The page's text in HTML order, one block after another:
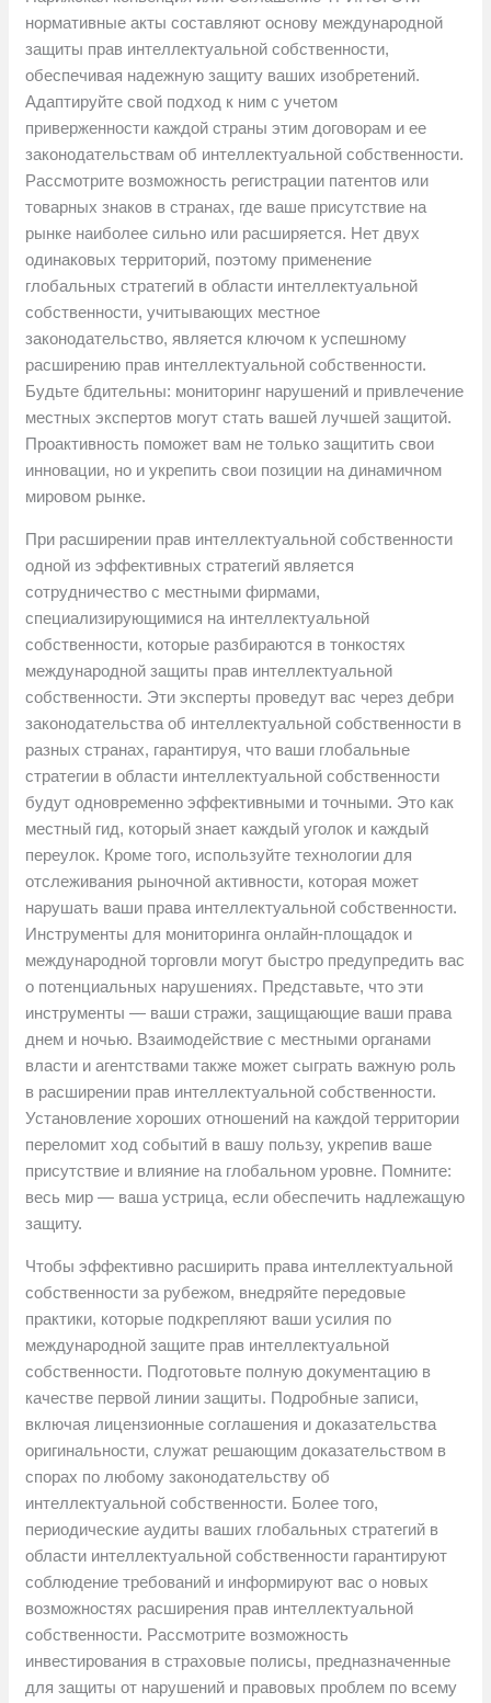
нормативные акты составляют основу международной
защиты прав интеллектуальной собственности,
обеспечивая надежную защиту ваших изобретений.
Адаптируйте свой подход к ним с учетом
приверженности каждой страны этим договорам и ее
законодательствам об интеллектуальной собственности.
Рассмотрите возможность регистрации патентов или
товарных знаков в странах, где ваше присутствие на
рынке наиболее сильно или расширяется. Нет двух
одинаковых территорий, поэтому применение
глобальных стратегий в области интеллектуальной
собственности, учитывающих местное
законодательство, является ключом к успешному
расширению прав интеллектуальной собственности.
Будьте бдительны: мониторинг нарушений и привлечение
местных экспертов могут стать вашей лучшей защитой.
Проактивность поможет вам не только защитить свои
инновации, но и укрепить свои позиции на динамичном
мировом рынке.
При расширении прав интеллектуальной собственности
одной из эффективных стратегий является
сотрудничество с местными фирмами,
специализирующимися на интеллектуальной
собственности, которые разбираются в тонкостях
международной защиты прав интеллектуальной
собственности. Эти эксперты проведут вас через дебри
законодательства об интеллектуальной собственности в
разных странах, гарантируя, что ваши глобальные
стратегии в области интеллектуальной собственности
будут одновременно эффективными и точными. Это как
местный гид, который знает каждый уголок и каждый
переулок. Кроме того, используйте технологии для
отслеживания рыночной активности, которая может
нарушать ваши права интеллектуальной собственности.
Инструменты для мониторинга онлайн-площадок и
международной торговли могут быстро предупредить вас
о потенциальных нарушениях. Представьте, что эти
инструменты — ваши стражи, защищающие ваши права
днем и ночью. Взаимодействие с местными органами
власти и агентствами также может сыграть важную роль
в расширении прав интеллектуальной собственности.
Установление хороших отношений на каждой территории
переломит ход событий в вашу пользу, укрепив ваше
присутствие и влияние на глобальном уровне. Помните:
весь мир — ваша устрица, если обеспечить надлежащую
защиту.
Чтобы эффективно расширить права интеллектуальной
собственности за рубежом, внедряйте передовые
практики, которые подкрепляют ваши усилия по
международной защите прав интеллектуальной
собственности. Подготовьте полную документацию в
качестве первой линии защиты. Подробные записи,
включая лицензионные соглашения и доказательства
оригинальности, служат решающим доказательством в
спорах по любому законодательству об
интеллектуальной собственности. Более того,
периодические аудиты ваших глобальных стратегий в
области интеллектуальной собственности гарантируют
соблюдение требований и информируют вас о новых
возможностях расширения прав интеллектуальной
собственности. Рассмотрите возможность
инвестирования в страховые полисы, предназначенные
для защиты от нарушений и правовых проблем по всему